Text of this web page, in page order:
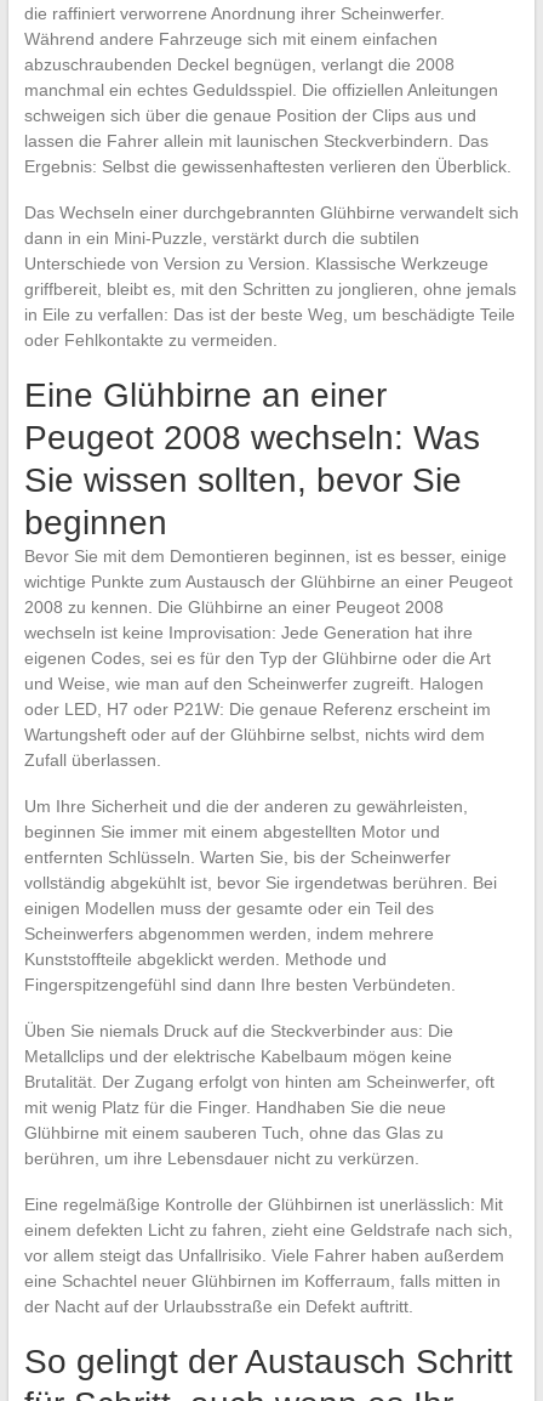
die raffiniert verworrene Anordnung ihrer Scheinwerfer.
Während andere Fahrzeuge sich mit einem einfachen
abzuschraubenden Deckel begnügen, verlangt die 2008
manchmal ein echtes Geduldsspiel. Die offiziellen Anleitungen
schweigen sich über die genaue Position der Clips aus und
lassen die Fahrer allein mit launischen Steckverbindern. Das
Ergebnis: Selbst die gewissenhaftesten verlieren den Überblick.
Das Wechseln einer durchgebrannten Glühbirne verwandelt sich
dann in ein Mini-Puzzle, verstärkt durch die subtilen
Unterschiede von Version zu Version. Klassische Werkzeuge
griffbereit, bleibt es, mit den Schritten zu jonglieren, ohne jemals
in Eile zu verfallen: Das ist der beste Weg, um beschädigte Teile
oder Fehlkontakte zu vermeiden.
Eine Glühbirne an einer
Peugeot 2008 wechseln: Was
Sie wissen sollten, bevor Sie
beginnen
Bevor Sie mit dem Demontieren beginnen, ist es besser, einige
wichtige Punkte zum Austausch der Glühbirne an einer Peugeot
2008 zu kennen. Die Glühbirne an einer Peugeot 2008
wechseln ist keine Improvisation: Jede Generation hat ihre
eigenen Codes, sei es für den Typ der Glühbirne oder die Art
und Weise, wie man auf den Scheinwerfer zugreift. Halogen
oder LED, H7 oder P21W: Die genaue Referenz erscheint im
Wartungsheft oder auf der Glühbirne selbst, nichts wird dem
Zufall überlassen.
Um Ihre Sicherheit und die der anderen zu gewährleisten,
beginnen Sie immer mit einem abgestellten Motor und
entfernten Schlüsseln. Warten Sie, bis der Scheinwerfer
vollständig abgekühlt ist, bevor Sie irgendetwas berühren. Bei
einigen Modellen muss der gesamte oder ein Teil des
Scheinwerfers abgenommen werden, indem mehrere
Kunststoffteile abgeklickt werden. Methode und
Fingerspitzengefühl sind dann Ihre besten Verbündeten.
Üben Sie niemals Druck auf die Steckverbinder aus: Die
Metallclips und der elektrische Kabelbaum mögen keine
Brutalität. Der Zugang erfolgt von hinten am Scheinwerfer, oft
mit wenig Platz für die Finger. Handhaben Sie die neue
Glühbirne mit einem sauberen Tuch, ohne das Glas zu
berühren, um ihre Lebensdauer nicht zu verkürzen.
Eine regelmäßige Kontrolle der Glühbirnen ist unerlässlich: Mit
einem defekten Licht zu fahren, zieht eine Geldstrafe nach sich,
vor allem steigt das Unfallrisiko. Viele Fahrer haben außerdem
eine Schachtel neuer Glühbirnen im Kofferraum, falls mitten in
der Nacht auf der Urlaubsstraße ein Defekt auftritt.
So gelingt der Austausch Schritt